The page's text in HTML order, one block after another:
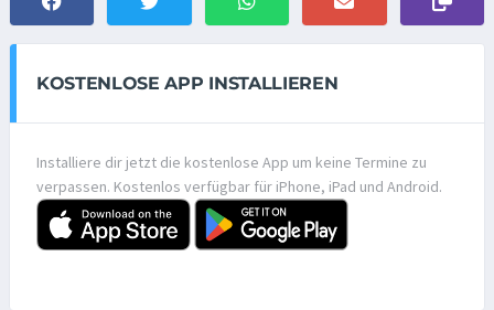
KOSTENLOSE APP INSTALLIEREN
Installiere dir jetzt die kostenlose App um keine Termine zu
verpassen. Kostenlos verfügbar für iPhone, iPad und Android.